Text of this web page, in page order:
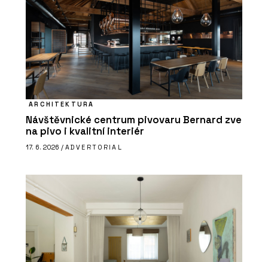
ARCHITEKTURA
Návštěvnické centrum pivovaru Bernard zve
na pivo i kvalitní interiér
17. 6. 2026 / ADVERTORIAL